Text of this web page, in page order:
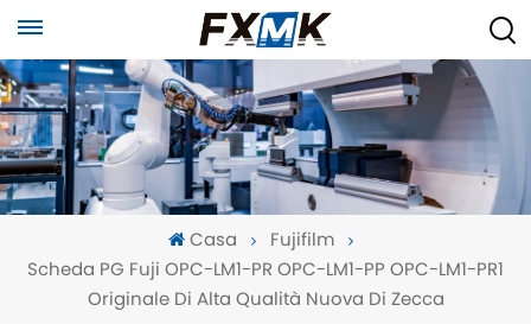
Casa
Fujifilm
Scheda PG Fuji OPC-LM1-PR OPC-LM1-PP OPC-LM1-PR1
Originale Di Alta Qualità Nuova Di Zecca